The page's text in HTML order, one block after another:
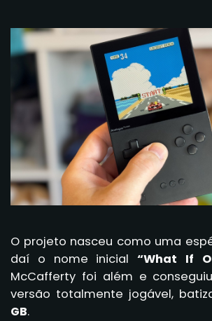
O projeto nasceu como uma
daí o nome inicial “What If
McCafferty foi além e
versão totalmente jogável,
GB.